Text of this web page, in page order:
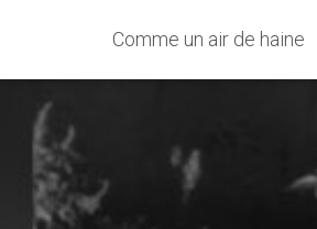
Comme un air de haine